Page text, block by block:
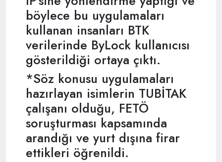
böylece bu uygulamaları
kullanan insanları BTK
verilerinde ByLock kullanıcısı
gösterildiği ortaya çıktı.
*Söz konusu uygulamaları
hazırlayan isimlerin TUBİTAK
çalışanı olduğu, FETÖ
soruşturması kapsamında
arandığı ve yurt dışına firar
ettikleri öğrenildi.